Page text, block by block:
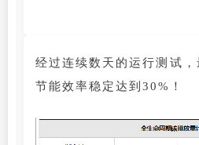
经过连续数天的运行测试
节能效率稳定达到30%！